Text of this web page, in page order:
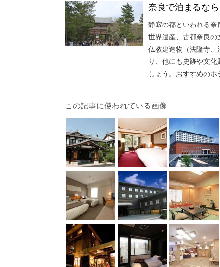
奈良で泊まるな
静寂の都といわれる奈
世界遺産、古都奈良の
仏教建造物（法隆寺、
り、他にも史跡や文
しょう。おすすめの
この記事に使われている画像